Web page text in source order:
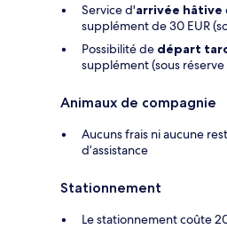
Service d'arrivée hâtive
supplément de 30 EUR
Possibilité de départ
supplément (sous
Animaux de compagnie
Aucuns frais ni aucune
d’assistance
Stationnement
Le stationnement coûte